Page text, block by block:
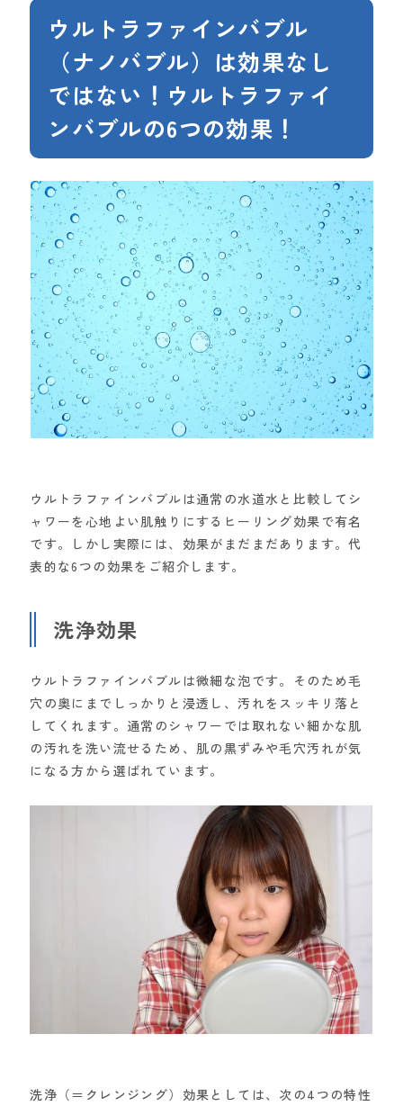
ウルトラファインバブル
（ナノバブル）は効果なし
ではない！ウルトラファイ
ンバブルの6つの効果！
ウルトラファインバブルは通常の水道水と比較してシ
ャワーを心地よい肌触りにするヒーリング効果で有名
です。しかし実際には、効果がまだまだあります。代
表的な6つの効果をご紹介します。
洗浄効果
ウルトラファインバブルは微細な泡です。そのため毛
穴の奥にまでしっかりと浸透し、汚れをスッキリ落と
してくれます。通常のシャワーでは取れない細かな肌
の汚れを洗い流せるため、肌の黒ずみや毛穴汚れが気
になる方から選ばれています。
洗浄（＝クレンジング）効果としては、次の4つの特性